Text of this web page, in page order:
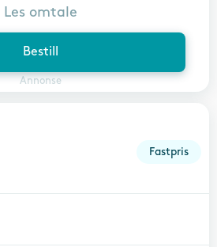
Bestill
Annonse
Les omtale
Fastpris